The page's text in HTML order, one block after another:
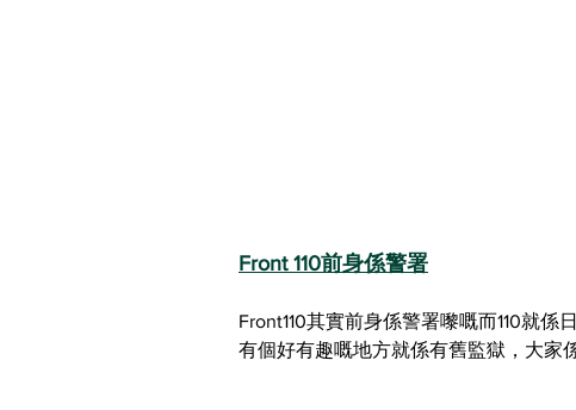
Front 110前身係警署
Front110其實前身係警署嚟嘅而110就
有個好有趣嘅地方就係有舊監獄，大家